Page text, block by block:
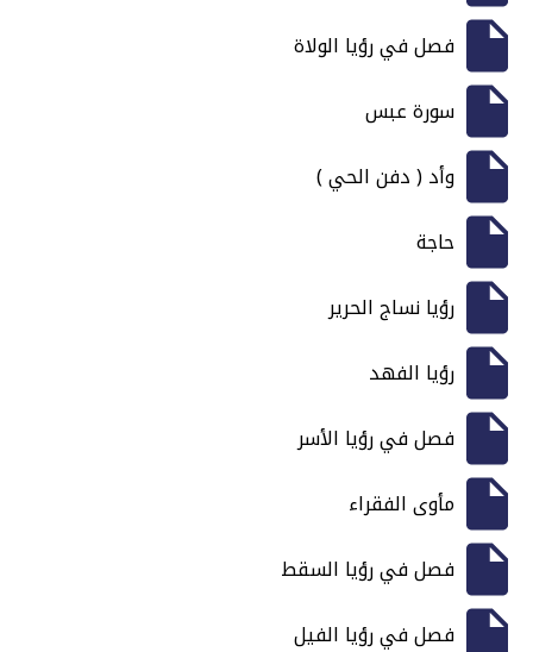
فصل في رؤيا الولاة
سورة عبس
وأد ( دفن الحي )
حاجة
رؤيا نساج الحرير
رؤيا الفهد
فصل في رؤيا الأسر
مأوى الفقراء
فصل في رؤيا السقط
فصل في رؤيا الفيل